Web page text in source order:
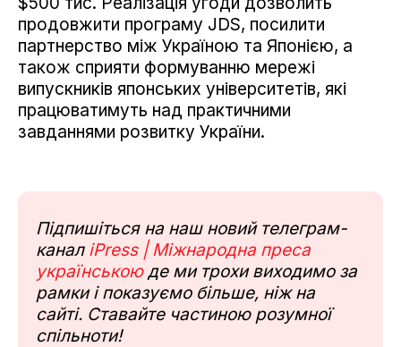
продовжити програму JDS, посилити
партнерство між Україною та Японією, а
також сприяти формуванню мережі
випускників японських університетів, які
працюватимуть над практичними
завданнями розвитку України.
Підпишіться на наш новий телеграм-
канал iPress | Міжнародна преса
українськоюде ми трохи виходимо за
рамки і показуємо більше, ніж на
сайті. Ставайте частиною розумної
спільноти!